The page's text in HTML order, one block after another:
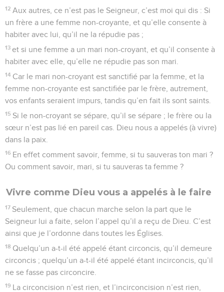
12 Aux autres, ce n’est pas le Seigneur, c’est moi qui dis : Si
un frère a une femme non-croyante, et qu’elle consente à
habiter avec lui, qu’il ne la répudie pas ;
13 et si une femme a un mari non-croyant, et qu’il consente à
habiter avec elle, qu’elle ne répudie pas son mari.
14 Car le mari non-croyant est sanctifié par la femme, et la
femme non-croyante est sanctifiée par le frère, autrement,
vos enfants seraient impurs, tandis qu’en fait ils sont saints.
15 Si le non-croyant se sépare, qu’il se sépare ; le frère ou la
sœur n’est pas lié en pareil cas. Dieu nous a appelés (à vivre)
dans la paix.
16 En effet comment savoir, femme, si tu sauveras ton mari ?
Ou comment savoir, mari, si tu sauveras ta femme ?
Vivre comme Dieu vous a appelés à le faire
17 Seulement, que chacun marche selon la part que le
Seigneur lui a faite, selon l’appel qu’il a reçu de Dieu. C’est
ainsi que je l’ordonne dans toutes les Églises.
18 Quelqu’un a-t-il été appelé étant circoncis, qu’il demeure
circoncis ; quelqu’un a-t-il été appelé étant incirconcis, qu’il
ne se fasse pas circoncire.
19 La circoncision n’est rien, et l’incirconcision n’est rien,